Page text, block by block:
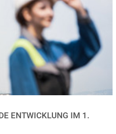
ENTWICKLUNG IM 1.